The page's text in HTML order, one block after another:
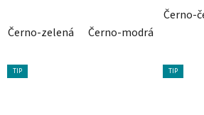
Černo-zelená Černo-modrá
Černo-
TIP TIP